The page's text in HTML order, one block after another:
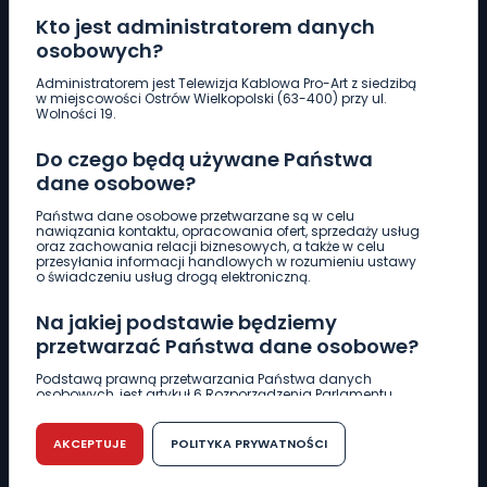
Kto jest administratorem danych
osobowych?
Administratorem jest Telewizja Kablowa Pro-Art z siedzibą
w miejscowości Ostrów Wielkopolski (63-400) przy ul.
Wolności 19.
Do czego będą używane Państwa
dane osobowe?
Państwa dane osobowe przetwarzane są w celu
nawiązania kontaktu, opracowania ofert, sprzedaży usług
oraz zachowania relacji biznesowych, a także w celu
przesyłania informacji handlowych w rozumieniu ustawy
o świadczeniu usług drogą elektroniczną.
Na jakiej podstawie będziemy
przetwarzać Państwa dane osobowe?
Podstawą prawną przetwarzania Państwa danych
osobowych, jest artykuł 6 Rozporządzenia Parlamentu
r. w sprawie ochrony osób fizycznych w związku z
przetwarzaniem danych osobowych w sprawie
swobodnego przepływu takich danych oraz uchylenia
dyrektywy 95/46/WE (RODO).
AKCEPTUJE POLITYKA PRYWATNOŚCI
Pobierz logotyp
661 997 997
REDAKCJA
62 735 22 22redakcja@wlkp24.info
DZIAŁ REKLAMY
62 735 01 85 reklama@wlkp24.info
WIADOMOŚCI
CIEKAWOSTKI